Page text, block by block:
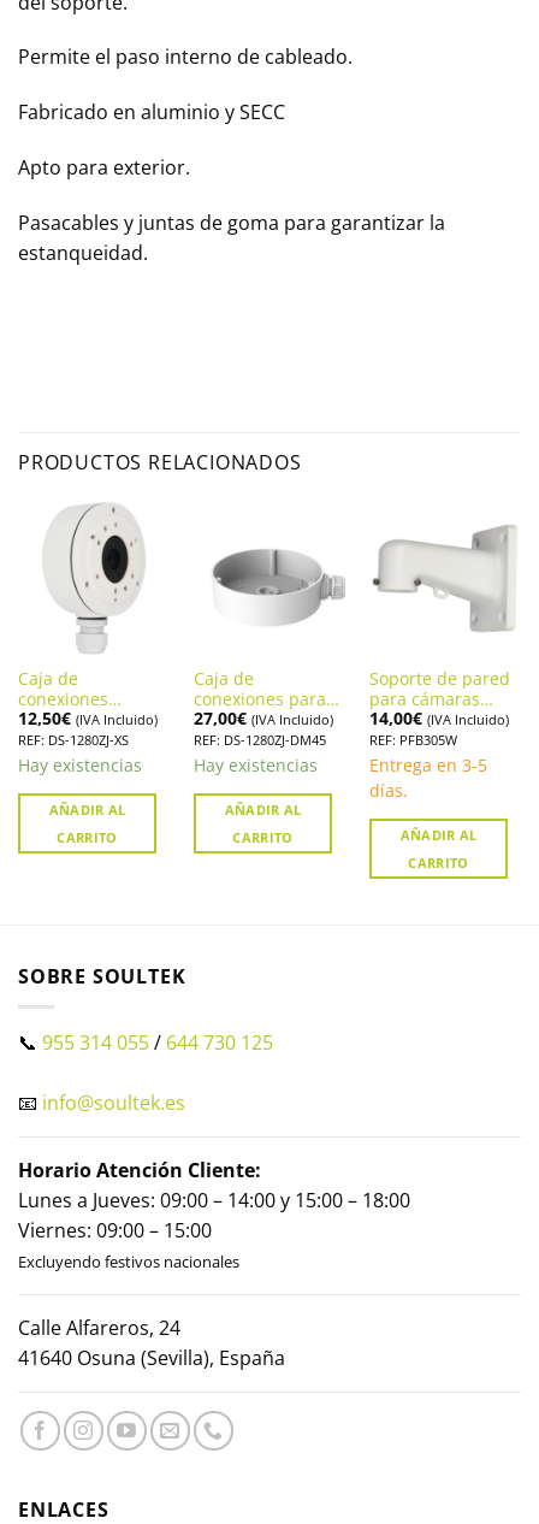
Permite el paso interno de cableado.
Fabricado en aluminio y SECC
Apto para exterior.
Pasacables y juntas de goma para garantizar la
estanqueidad.
PRODUCTOS RELACIONADOS
Caja de
conexiones
HIKVISION DS-
1280ZJ-XS
12,50€ (IVA Incluido)
REF: DS-1280ZJ-XS
Hay existencias
AÑADIR AL
CARRITO
Caja de
conexiones para
cámaras
HIKVISIÓN. DS-
1280ZJ-DM45
27,00€ (IVA Incluido)
REF: DS-1280ZJ-DM45
Hay existencias
AÑADIR AL
CARRITO
Soporte de pared
para cámaras
domo motorizadas
DAHUA. PFB305W
14,00€ (IVA Incluido)
REF: PFB305W
Entrega en 3-5
días.
AÑADIR AL
CARRITO
SOBRE SOULTEK
📞 955 314 055/ 644 730 125
📧 info@soultek.es
Horario Atención Cliente:
Lunes a Jueves: 09:00 – 14:00 y 15:00 – 18:00
Viernes: 09:00 – 15:00
Excluyendo festivos nacionales
Calle Alfareros, 24
41640 Osuna (Sevilla), España
ENLACES